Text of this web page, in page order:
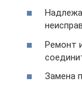
Ремонт
Замена